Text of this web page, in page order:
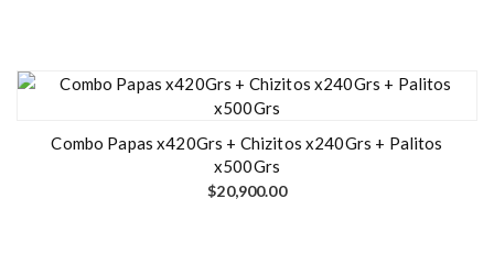
Combo Papas x420Grs + Chizitos x240Grs + Palitos
x500Grs
$20,900.00